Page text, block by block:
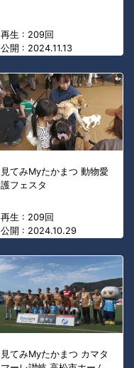
再生 : 209回
公開 : 2024.11.13
見てみMyたかまつ 動物愛
護フェスタ
再生 : 209回
公開 : 2024.10.29
見てみMyたかまつ カマタ